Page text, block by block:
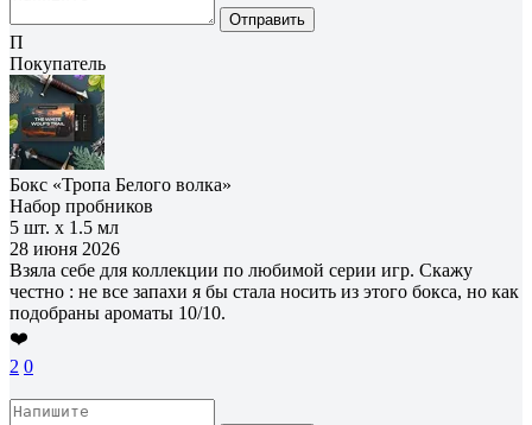
Отправить
П
Покупатель
Бокс «Тропа Белого волка»
Набор пробников
5 шт. х 1.5 мл
28 июня 2026
Взяла себе для коллекции по любимой серии игр. Скажу
честно : не все запахи я бы стала носить из этого бокса, но как
подобраны ароматы 10/10.
❤️
2 0